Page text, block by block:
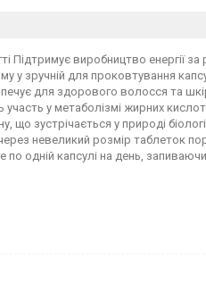
виробництво енергії за
у зручній для проковтування
для здорового волосся та
у метаболізмі жирних
що зустрічається у природі
невеликий розмір таблеток
одній капсулі на день,